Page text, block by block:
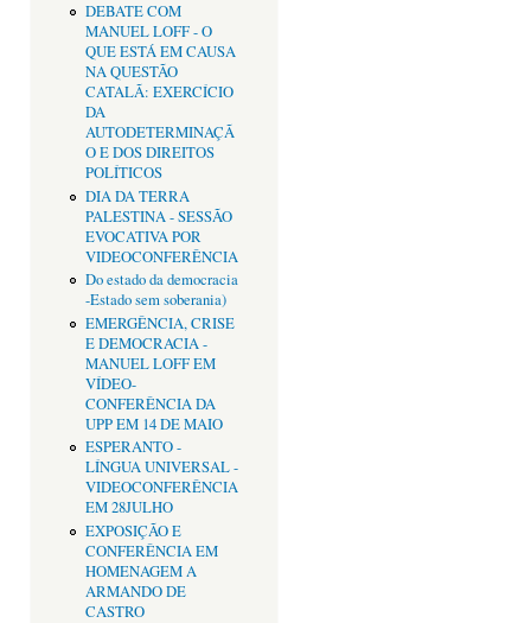
DEBATE COM
MANUEL LOFF - O
QUE ESTÁ EM CAUSA
NA QUESTÃO
CATALÃ: EXERCÍCIO
DA
AUTODETERMINAÇÃ
O E DOS DIREITOS
POLÍTICOS
DIA DA TERRA
PALESTINA - SESSÃO
EVOCATIVA POR
VIDEOCONFERÊNCIA
Do estado da democracia
-Estado sem soberania)
EMERGÊNCIA, CRISE
E DEMOCRACIA -
MANUEL LOFF EM
VÍDEO-
CONFERÊNCIA DA
UPP EM 14 DE MAIO
ESPERANTO -
LÍNGUA UNIVERSAL -
VIDEOCONFERÊNCIA
EM 28JULHO
EXPOSIÇÃO E
CONFERÊNCIA EM
HOMENAGEM A
ARMANDO DE
CASTRO